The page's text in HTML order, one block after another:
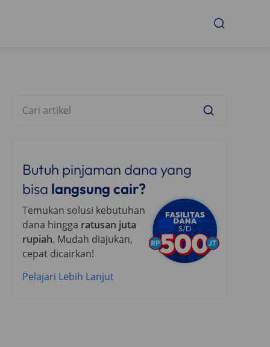
Butuh pinjaman dana yang
bisa langsung cair?
Temukan solusi kebutuhan
dana hingga ratusan juta
rupiah. Mudah diajukan,
cepat dicairkan!
Pelajari Lebih Lanjut